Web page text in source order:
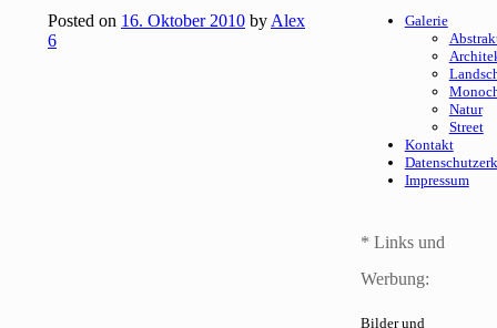
Posted on 16. Oktober 2010 byAlex
6
Galerie
Natur
Street
Kontakt
Impressum
* Links und
Werbung:
Bilder und